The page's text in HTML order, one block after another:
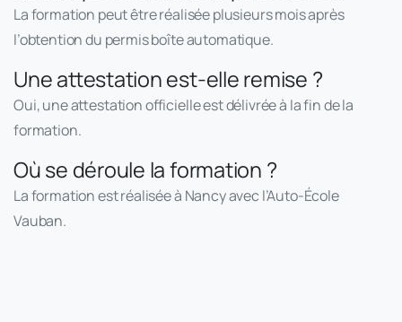
La formation peut être réalisée plusieurs mois après
l’obtention du permis boîte automatique.
Une attestation est-elle remise ?
Oui, une attestation officielle est délivrée à la fin de la
formation.
Où se déroule la formation ?
La formation est réalisée à Nancy avec l’Auto-École
Vauban.